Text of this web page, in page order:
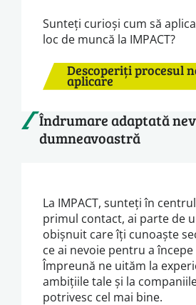
Sunteți curioși cum să
loc de muncă la IMPACT?
Descoperiți procesul
aplicare
Îndrumare adaptată
dumneavoastră
La IMPACT, sunteți în
primul contact, ai parte de
obișnuit care îți cunoaște
ce ai nevoie pentru a
Împreună ne uităm la
ambițiile tale și la
potrivesc cel mai bine.